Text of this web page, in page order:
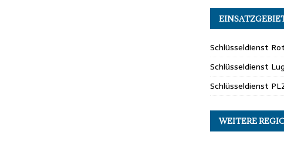
Schlüsseldienst
Schlüsseldienst
Schlüsseldienst
WEITERE